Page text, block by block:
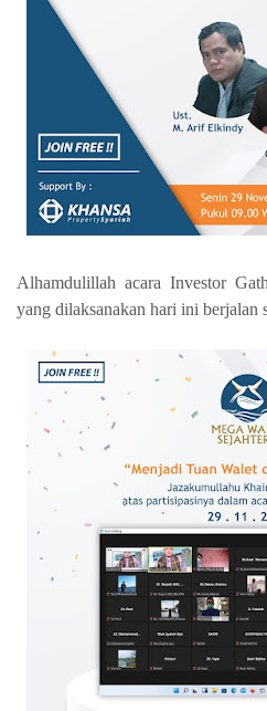
Alhamdulillah acara Investor
yang dilaksanakan hari ini berjalan